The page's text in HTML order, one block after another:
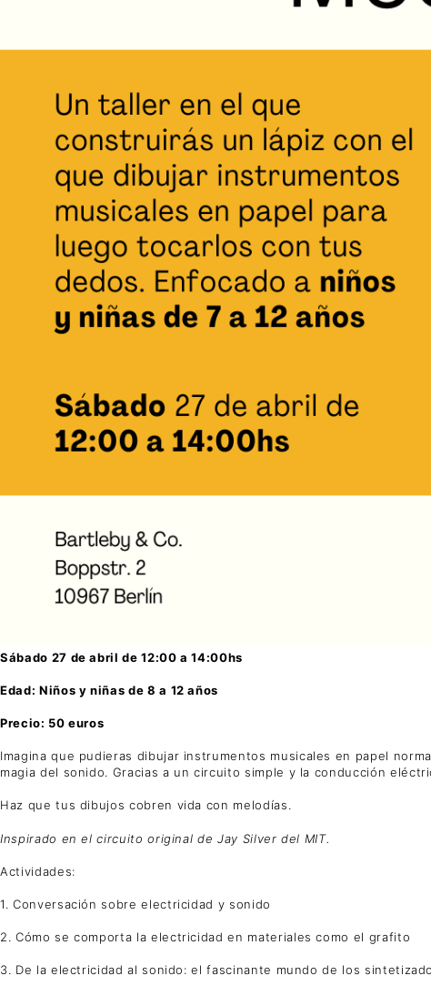
Sábado 27 de abril de 12:00 a 14:00hs
Edad: Niños y niñas de 8 a 12 años
Precio: 50 euros
Imagina que pudieras dibujar instrumentos musicales en papel
magia del sonido. Gracias a un circuito simple y la conducción
Haz que tus dibujos cobren vida con melodías.
Inspirado en el circuito original de Jay Silver del MIT.
Actividades:
1. Conversación sobre electricidad y sonido
2. Cómo se comporta la electricidad en materiales como el grafito
3. De la electricidad al sonido: el fascinante mundo de los